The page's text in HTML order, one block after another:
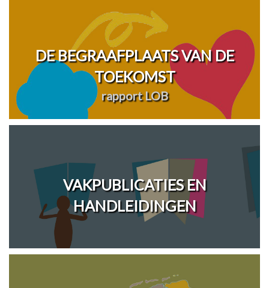
DE BEGRAAFPLAATS VAN DE
TOEKOMST
rapport LOB
VAKPUBLICATIES EN
HANDLEIDINGEN